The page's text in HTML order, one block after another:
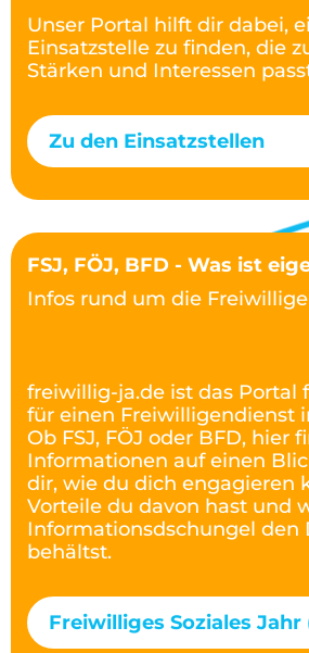
Unser Portal hilft dir dabei,
Einsatzstelle zu finden, die
Stärken und Interessen
Zu den Einsatzstellen
FSJ, FÖJ, BFD - Was ist
Infos rund um die
freiwillig-ja.de ist das Portal
für einen Freiwilligendienst
Ob FSJ, FÖJ oder BFD, hier
Informationen auf einen
dir, wie du dich engagieren
Vorteile du davon hast und
Informationsdschungel den
behältst.
Freiwilliges Soziales Jahr